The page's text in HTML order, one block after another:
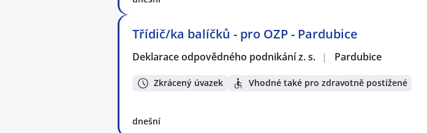
Třídič/ka balíčků - pro OZP - Pardubice
Deklarace odpovědného podnikání z. s. | Pardubice
Zkrácený úvazek Vhodné také pro zdravotně postižené
dnešní